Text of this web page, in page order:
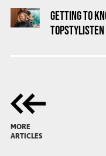
GETTING TO
TOPSTYLISTEN
MORE
ARTICLES